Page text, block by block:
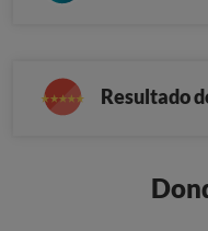
Resultado